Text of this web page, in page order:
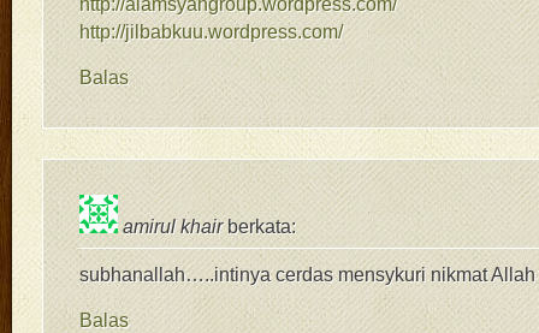
http://alamsyahgroup.wordpress.com/
http://jilbabkuu.wordpress.com/
Balas
amirul khair berkata:
subhanallah…..intinya cerdas mensykuri nikmat Allah
Balas